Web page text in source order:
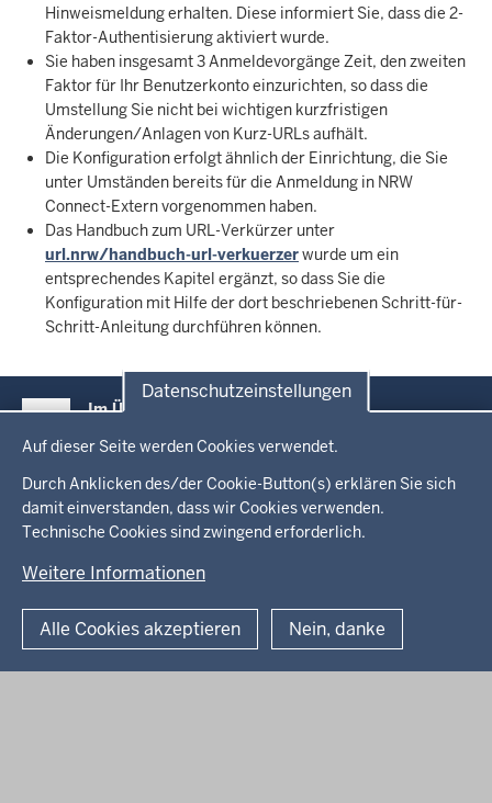
Datenschutzeinstellungen
Auf dieser Seite werden Cookies verwendet.
Durch Anklicken des/der Cookie-Button(s) erklären Sie sich
damit einverstanden, dass wir Cookies verwenden.
Technische Cookies sind zwingend erforderlich.
Weitere Informationen
Alle Cookies akzeptieren Nein, danke
Hinweismeldung erhalten. Diese informiert Sie, dass die 2-
Faktor-Authentisierung aktiviert wurde.
Sie haben insgesamt 3 Anmeldevorgänge Zeit, den zweiten
Faktor für Ihr Benutzerkonto einzurichten, so dass die
Umstellung Sie nicht bei wichtigen kurzfristigen
Änderungen/Anlagen von Kurz-URLs aufhält.
Die Konfiguration erfolgt ähnlich der Einrichtung, die Sie
unter Umständen bereits für die Anmeldung in NRW
Connect-Extern vorgenommen haben.
Das Handbuch zum URL-Verkürzer unter
url.nrw/handbuch-url-verkuerzerwurde um ein
entsprechendes Kapitel ergänzt, so dass Sie die
Konfiguration mit Hilfe der dort beschriebenen Schritt-für-
Schritt-Anleitung durchführen können.
Content
Im Überblick
Menü
in
der
Fußzeile
Startseite
© 2026 URL.NRW